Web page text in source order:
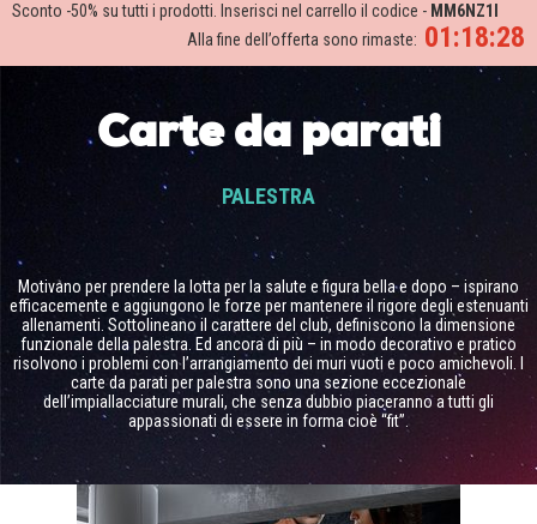
Sconto -50% su tutti i prodotti. Inserisci nel carrello il codice - MM6NZ1I
01:18:26
Alla fine dell’offerta sono rimaste:
Carte da parati
PALESTRA
Motivano per prendere la lotta per la salute e figura bella e dopo – ispirano
efficacemente e aggiungono le forze per mantenere il rigore degli estenuanti
allenamenti. Sottolineano il carattere del club, definiscono la dimensione
funzionale della palestra. Ed ancora di più – in modo decorativo e pratico
risolvono i problemi con l’arrangiamento dei muri vuoti e poco amichevoli. I
carte da parati per palestra sono una sezione eccezionale
dell’impiallacciature murali, che senza dubbio piaceranno a tutti gli
appassionati di essere in forma cioè “fit”.